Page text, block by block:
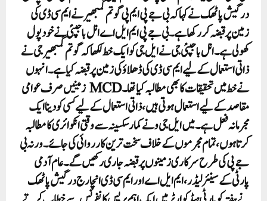
درگیش پاٹھک نے کہا کہ بی جے پی ایم پی گوتم گمبھیر نے ایم سی ڈی کی
زمین پر قبضہ کر رکھا ہے۔ بی جے پی ایم ایل اے انل باجپئی نے خود پول
کھولی ہے۔ انل باجپئی جی نے ایل جی کو ایک خط لکھا کہ گوتم گمبھیر جی نے
ذاتی استعمال کے لیے ایم سی ڈی کی ڈھلاؤ کی زمین پر قبضہ کیا ہے ۔انہوں
نے خط میں تحقیقات کا بھی مطالبہ کیا تھا۔ MCD زمینیں صرف عوامی
مقاصد کے لیے استعمال ہوتی ہیں، ذاتی استعمال کے لیے کسی کو دینا ایک
مجرمانہ فعل ہے۔ میں ایل جی ونے کمار سکسینہ سے وقتی انکوائری کا مطالبہ
کرتا ہوں، تمام مجرموں کے خلاف سخت ترین کارروائی کی جائے۔ ورنہ بی
جے پی کی طرح سرکاری زمینوں پر قبضہ جاری رکھیں گے۔ عام آدمی
پارٹی کے سینئر لیڈر، ایم ایل اے اور ایم سی ڈی انچارج درگیش پاٹھک